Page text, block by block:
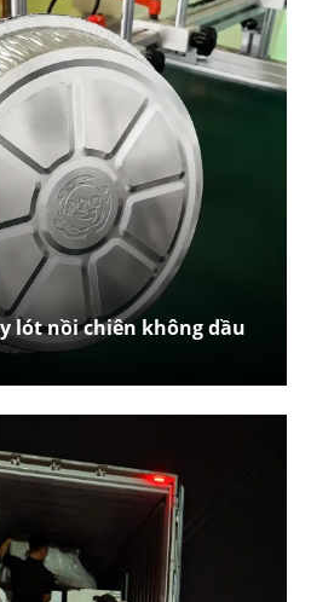
lót nồi chiên không dầu